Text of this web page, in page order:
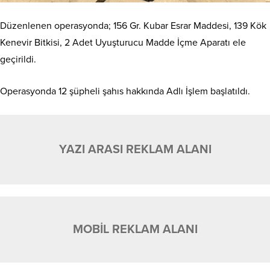
Düzenlenen operasyonda; 156 Gr. Kubar Esrar Maddesi, 139 Kök
Kenevir Bitkisi, 2 Adet Uyuşturucu Madde İçme Aparatı ele
geçirildi.
Operasyonda 12 şüpheli şahıs hakkında Adlı İşlem başlatıldı.
YAZI ARASI REKLAM ALANI
MOBİL REKLAM ALANI